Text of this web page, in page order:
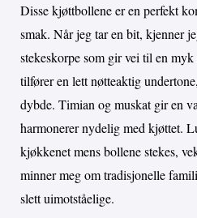
Disse kjøttbollene er en perfekt
smak. Når jeg tar en bit, kjenner
stekeskorpe som gir vei til en
tilfører en lett nøtteaktig
dybde. Timian og muskat gir en
harmonerer nydelig med kjøttet.
kjøkkenet mens bollene stekes,
minner meg om tradisjonelle
slett uimotståelige.